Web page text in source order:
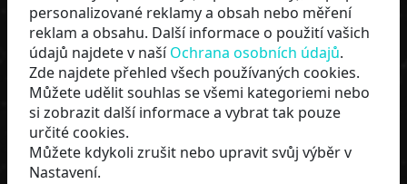
NYNÍ ZAČÍT
personalizované reklamy a obsah nebo měření
reklam a obsahu. Další informace o použití vašich
údajů najdete v našíOchrana osobních údajů.
Zde najdete přehled všech používaných cookies.
Můžete udělit souhlas se všemi kategoriemi nebo
si zobrazit další informace a vybrat tak pouze
určité cookies.
Můžete kdykoli zrušit nebo upravit svůj výběr v
Nastavení.